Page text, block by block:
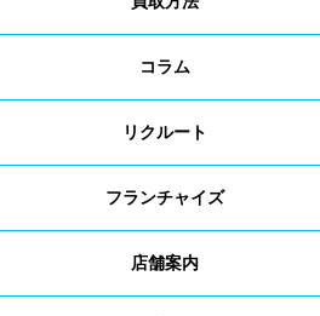
コラム
リクルート
フランチャイズ
店舗案内